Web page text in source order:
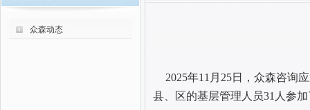
众森动态
2025年11 月 25日，众森咨询
县、区的基层管理人员31 人参